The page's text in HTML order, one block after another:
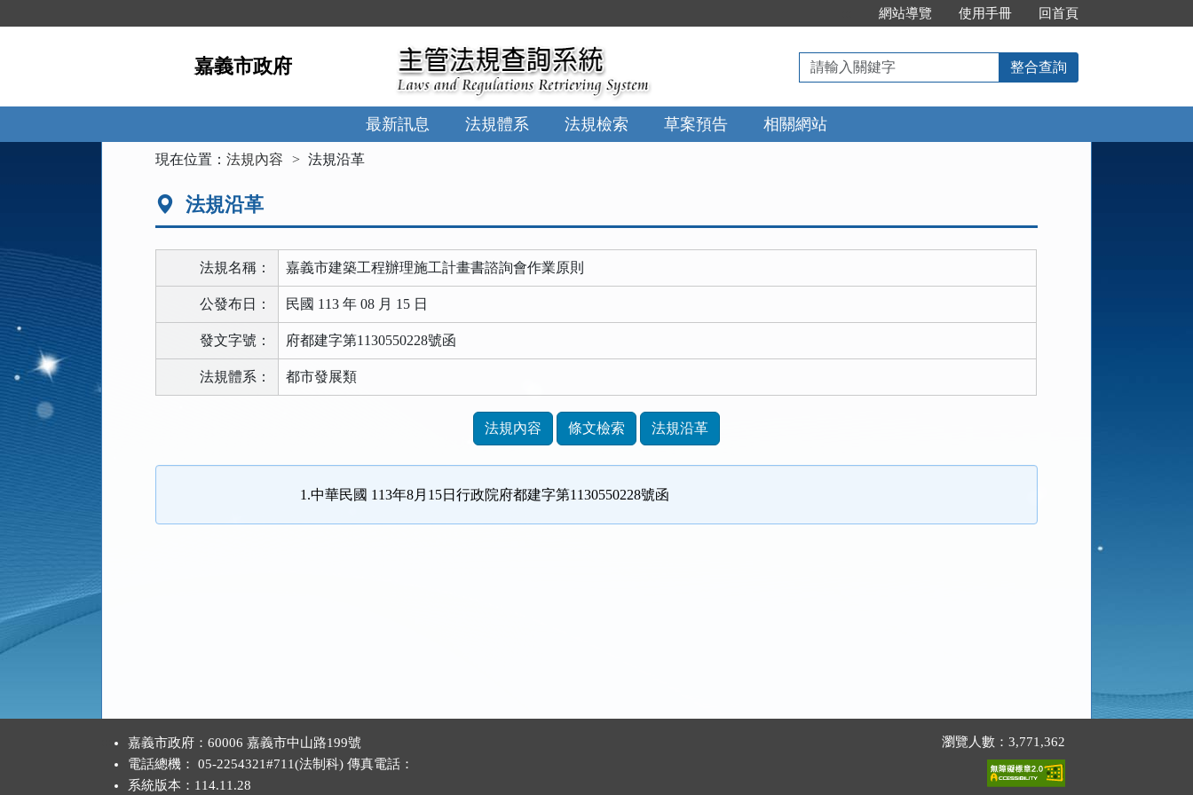
到
網站導覽 使用手冊 回首頁
嘉義市政府
請
輸
入
關
鍵
整合查詢
最新訊息 法規體系 法規檢索 草案預告 相關網站
現在位置：法規內容 法規沿革
法規沿革
法規名稱： 嘉義市建築工程辦理施工計畫書諮詢會作業原則
公發布日： 民國 113 年 08 月 15 日
發文字號： 府都建字第1130550228號函
法規體系： 都市發展類
功
鈕
法規內容 條文檢索 法規沿革
1.中華民國 113年8月15日行政院府都建字第1130550228號函
嘉義市政府：60006 嘉義市中山路199號
電話總機： 05-2254321#711(法制科) 傳真電話：
系統版本： 114.11.28
瀏覽人數：3,771,362